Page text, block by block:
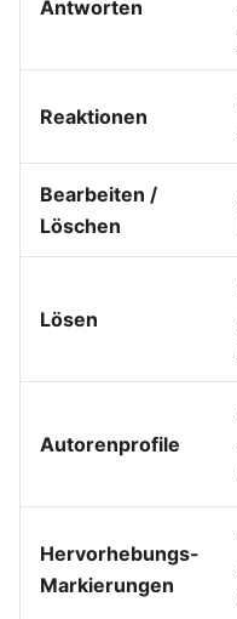
Antworten
Reaktionen
Bearbeiten /
Löschen
Lösen
Autorenprofile
Hervorhebungs-
Markierungen